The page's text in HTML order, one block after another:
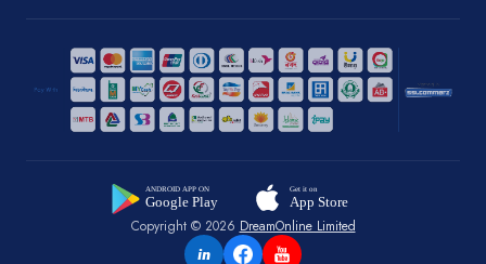
Copyright © 2026 DreamOnline Limited
in